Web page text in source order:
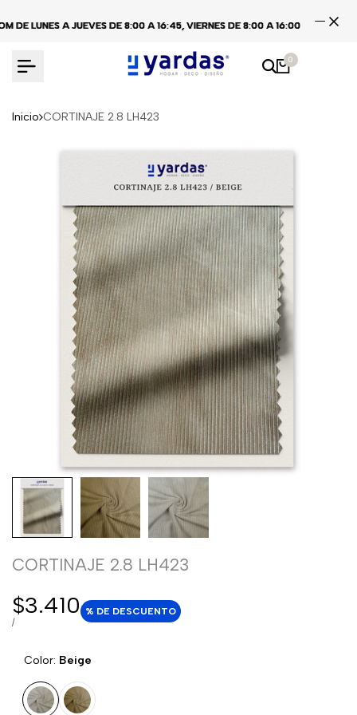
al
DE LUNES A JUEVES DE 8:00 A 16:45, VIERNES DE 8:00 A 16:00
DE LUNES A JUEVES DE 8:00 A 16:45, VIERNES DE 8:00 A 16:00
DE LUNES A JUEVES DE 8:00 A 16:45, VIERNES DE 8:00 A 16:00
0
Inicio CORTINAJE 2.8 LH423
CORTINAJE 2.8 LH423
Precio
de
venta
$3.410
PRECIO
/POR
% DE DESCUENTO
Color: Beige